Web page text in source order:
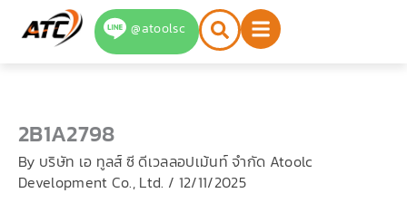
@atoolsc
2B1A2798
By บริษัท เอ ทูลส์ ซี ดีเวลลอปเม้นท์ จำกัด Atoolc
Development Co., Ltd. / 12/11/2025